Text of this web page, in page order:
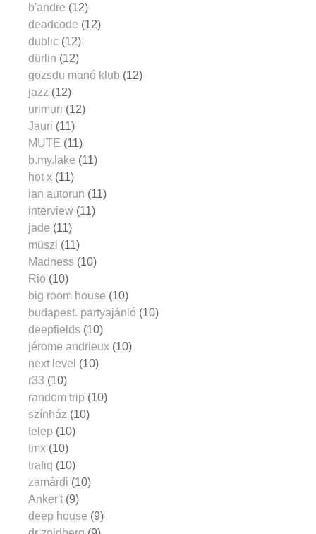
b'andre (12)
deadcode (12)
dublic (12)
dürlin (12)
gozsdu manó klub (12)
jazz (12)
urimuri (12)
Jauri (11)
MUTE (11)
b.my.lake (11)
hot x (11)
ian autorun (11)
interview (11)
jade (11)
müszi (11)
Madness (10)
Rio (10)
big room house (10)
budapest. partyajánló (10)
deepfields (10)
jérome andrieux (10)
next level (10)
r33 (10)
random trip (10)
színház (10)
telep (10)
tmx (10)
trafiq (10)
zamárdi (10)
Anker't (9)
deep house (9)